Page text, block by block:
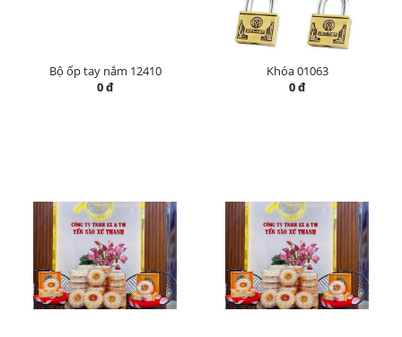
Bộ ốp tay nắm 12410
0 đ
Khóa 01063
0 đ